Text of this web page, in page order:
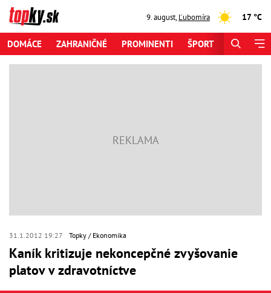
9. august,Ľubomíra 17 °C
DOMÁCE ZAHRANIČNÉ PROMINENTI ŠPORT
31.1.2012 19:27 Topky Ekonomika
Kaník kritizuje nekoncepčné zvyšovanie
platov v zdravotníctve